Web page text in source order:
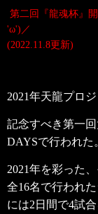
第二回『龍魂杯』
'ω')／
(2022.11.8更新)
2021年天龍プロ
記念すべき第一
DAYSで行われた
2021年を彩った
全16名で行われ
には2日間で4試